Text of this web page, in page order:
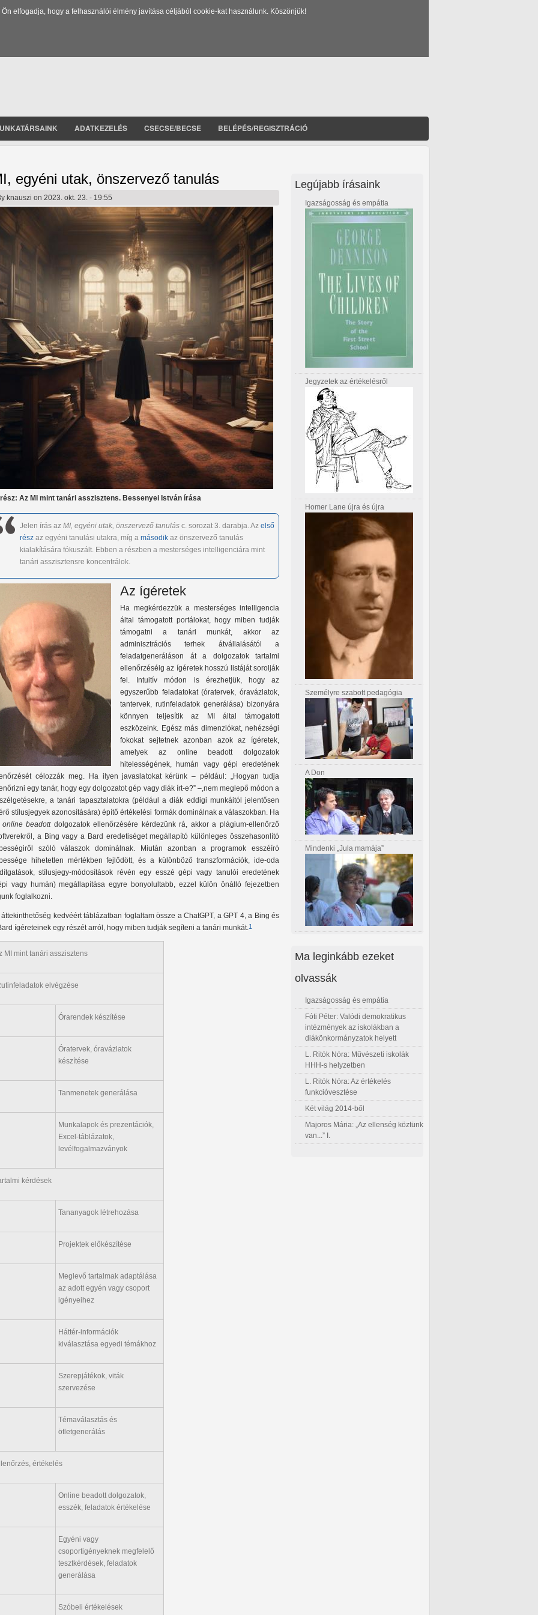
elfogadja, hogy a felhasználói élmény javítása céljából cookie-kat használunk. Köszönjük!
ADATKEZELÉS CSECSE/BECSE BELÉPÉS/REGISZTRÁCIÓ
egyéni utak, önszervező tanulás
knauszi on 2023. okt. 23. - 19:55
rész: Az MI mint tanári asszisztens. Bessenyei István írása
Jelen írás az MI, egyéni utak, önszervező tanulás c. sorozat 3. darabja. Az első
rész az egyéni tanulási utakra, míg a második az önszervező tanulás
kialakítására fókuszált. Ebben a részben a mesterséges intelligenciára mint
tanári asszisztensre koncentrálok.
Az ígéretek
Ha megkérdezzük a mesterséges intelligencia
által támogatott portálokat, hogy miben tudják
támogatni a tanári munkát, akkor az
adminisztrációs terhek átvállalásától a
feladatgeneráláson át a dolgozatok tartalmi
ellenőrzéséig az ígéretek hosszú listáját sorolják
fel. Intuitív módon is érezhetjük, hogy az
egyszerűbb feladatokat (óratervek, óravázlatok,
tantervek, rutinfeladatok generálása) bizonyára
könnyen teljesítik az MI által támogatott
eszközeink. Egész más dimenziókat, nehézségi
fokokat sejtetnek azonban azok az ígéretek,
amelyek az online beadott dolgozatok
hitelességének, humán vagy gépi eredetének
célozzák meg. Ha ilyen javaslatokat kérünk – például: „Hogyan tudja
egy tanár, hogy egy dolgozatot gép vagy diák írt-e?” –,nem meglepő módon a
a tanári tapasztalatokra (például a diák eddigi munkáitól jelentősen
stílusjegyek azonosítására) építő értékelési formák dominálnak a válaszokban. Ha
online beadottdolgozatok ellenőrzésére kérdezünk rá, akkor a plágium-ellenőrző
a Bing vagy a Bard eredetiséget megállapító különleges összehasonlító
szóló válaszok dominálnak. Miután azonban a programok esszéíró
hihetetlen mértékben fejlődött, és a különböző transzformációk, ide-oda
stílusjegy-módosítások révén egy esszé gépi vagy tanulói eredetének
vagy humán) megállapítása egyre bonyolultabb, ezzel külön önálló fejezetben
foglalkozni.
áttekinthetőség kedvéért táblázatban foglaltam össze a ChatGPT, a GPT 4, a Bing és
ígéreteinek egy részét arról, hogy miben tudják segíteni a tanári munkát.1
MI mint tanári asszisztens
elvégzése
Órarendek készítése
Óratervek, óravázlatok
készítése
Tanmenetek generálása
Munkalapok és prezentációk,
Excel-táblázatok,
levélfogalmazványok
kérdések
Tananyagok létrehozása
Projektek előkészítése
Meglevő tartalmak adaptálása
az adott egyén vagy csoport
igényeihez
Háttér-információk
kiválasztása egyedi témákhoz
Szerepjátékok, viták
szervezése
Témaválasztás és
ötletgenerálás
értékelés
Online beadott dolgozatok,
esszék, feladatok értékelése
Egyéni vagy
csoportigényeknek megfelelő
tesztkérdések, feladatok
generálása
Szóbeli értékelések
Legújabb írásaink
Igazságosság és empátia
Jegyzetek az értékelésről
Homer Lane újra és újra
Személyre szabott pedagógia
A Don
Mindenki „Jula mamája”
Ma leginkább ezeket
olvassák
Igazságosság és empátia
Fóti Péter: Valódi demokratikus
intézmények az iskolákban a
diákönkormányzatok helyett
L. Ritók Nóra: Művészeti iskolák
HHH-s helyzetben
L. Ritók Nóra: Az értékelés
funkcióvesztése
Két világ 2014-ből
Majoros Mária: „Az ellenség köztünk
van...” I.